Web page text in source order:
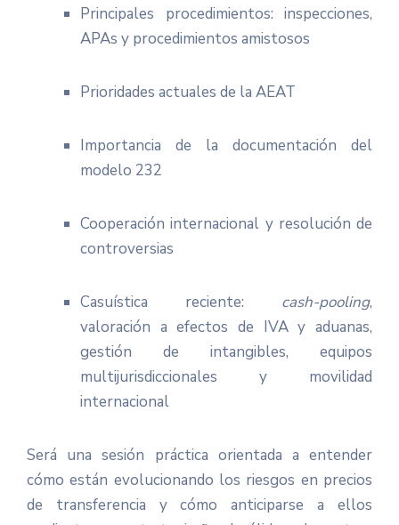
Principales procedimientos: inspecciones,
APAs y procedimientos amistosos
Prioridades actuales de la AEAT
Importancia de la documentación del
modelo 232
Cooperación internacional y resolución de
controversias
Casuística reciente: cash-pooling,
valoración a efectos de IVA y aduanas,
gestión de intangibles, equipos
multijurisdiccionales y movilidad
internacional
Será una sesión práctica orientada a entender
cómo están evolucionando los riesgos en precios
de transferencia y cómo anticiparse a ellos